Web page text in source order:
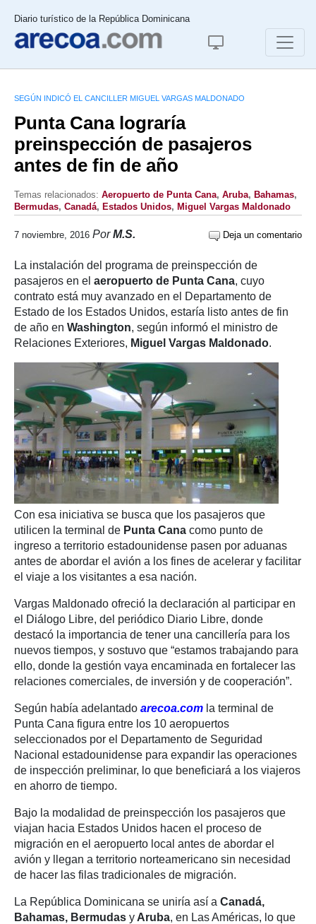
Diario turístico de la República Dominicana
SEGÚN INDICÓ EL CANCILLER MIGUEL VARGAS MALDONADO
Punta Cana lograría
preinspección de pasajeros
antes de fin de año
Temas relacionados: Aeropuerto de Punta Cana, Aruba, Bahamas,
Bermudas, Canadá, Estados Unidos, Miguel Vargas Maldonado
7 noviembre, 2016 PorM.S. Deja un comentario
La instalación del programa de preinspección de
pasajeros en el aeropuerto de Punta Cana, cuyo
contrato está muy avanzado en el Departamento de
Estado de los Estados Unidos, estaría listo antes de fin
de año en Washington, según informó el ministro de
Relaciones Exteriores, Miguel Vargas Maldonado.
Con esa iniciativa se busca que los pasajeros que
utilicen la terminal de Punta Cana como punto de
ingreso a territorio estadounidense pasen por aduanas
antes de abordar el avión a los fines de acelerar y facilitar
el viaje a los visitantes a esa nación.
Vargas Maldonado ofreció la declaración al participar en
el Diálogo Libre, del periódico Diario Libre, donde
destacó la importancia de tener una cancillería para los
nuevos tiempos, y sostuvo que “estamos trabajando para
ello, donde la gestión vaya encaminada en fortalecer las
relaciones comerciales, de inversión y de cooperación”.
Según había adelantado arecoa.com la terminal de
Punta Cana figura entre los 10 aeropuertos
seleccionados por el Departamento de Seguridad
Nacional estadounidense para expandir las operaciones
de inspección preliminar, lo que beneficiará a los viajeros
en ahorro de tiempo.
Bajo la modalidad de preinspección los pasajeros que
viajan hacia Estados Unidos hacen el proceso de
migración en el aeropuerto local antes de abordar el
avión y llegan a territorio norteamericano sin necesidad
de hacer las filas tradicionales de migración.
La República Dominicana se uniría así a Canadá,
Bahamas, Bermudas y Aruba, en Las Américas, lo que